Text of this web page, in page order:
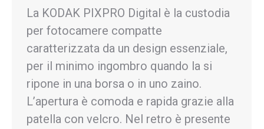
La KODAK PIXPRO Digital è la custodia
per fotocamere compatte
caratterizzata da un design essenziale,
per il minimo ingombro quando la si
ripone in una borsa o in uno zaino.
L’apertura è comoda e rapida grazie alla
patella con velcro. Nel retro è presente